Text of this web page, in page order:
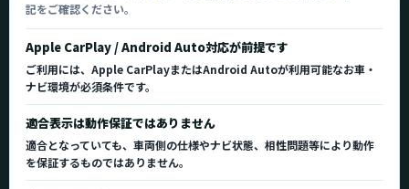
記をご確認ください。
Apple CarPlay / Android Auto対応が前提です
ご利用には、Apple CarPlayまたはAndroid Autoが利用可能なお車・
ナビ環境が必須条件です。
適合表示は動作保証ではありません
適合となっていても、車両側の仕様やナビ状態、相性問題等により動作
を保証するものではありません。
Ottocast正規販売代理店 Azgate株式会社
Ottocast（オットキャスト）の製品情報、車種適
合、サポート情報を日本国内向けに整理してご案内し
ます。
正規販売代理店 車種適合情報 国内サポート窓口
製品を探す